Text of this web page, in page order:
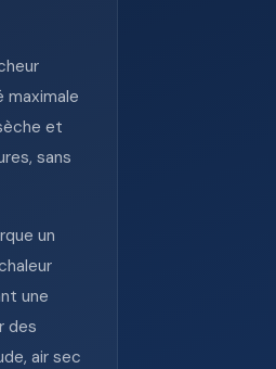
maximale
et
sans
un
une
des
air sec